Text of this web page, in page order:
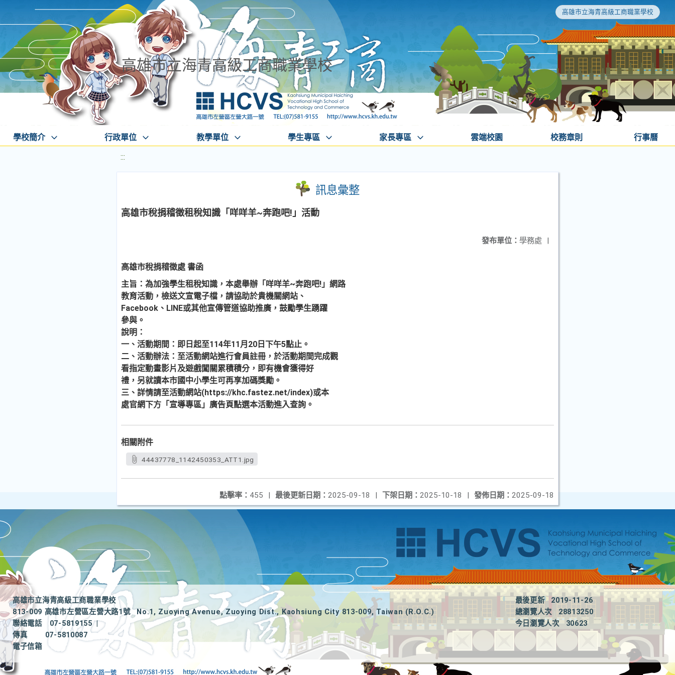
高雄市立海青高級工商職業學校
高雄市立海青高級工商職業學校
學校簡介 行政單位 教學單位 學生專區 家長專區 雲端校園 校務章則 行事曆
:::
訊息彙整
高雄市稅捐稽徵租稅知識「咩咩羊~奔跑吧!」活動
發布單位： 學務處 |
高雄市稅捐稽徵處 書函
主旨：為加強學生租稅知識，本處舉辦「咩咩羊~奔跑吧!」網路
教育活動，檢送文宣電子檔，請協助於貴機關網站、
Facebook、LINE或其他宣傳管道協助推廣，鼓勵學生踴躍
參與。
說明：
一、活動期間：即日起至114年11月20日下午5點止。
二、活動辦法：至活動網站進行會員註冊，於活動期間完成觀
看指定動畫影片及遊戲闖關累積積分，即有機會獲得好
禮，另就讀本市國中小學生可再享加碼獎勵。
三、詳情請至活動網站(https://khc.fastez.net/index)或本
處官網下方「宣導專區」廣告頁點選本活動進入查詢。
相關附件
44437778_1142450353_ATT1.jpg
發佈日期： 2025-09-18
下架日期： 2025-10-18 |
最後更新日期： 2025-09-18 |
點擊率： 455 |
高雄市立海青高級工商職業學校
813-009 高雄市左營區左營大路1號
No.1, Zuoying Avenue, Zuoying Dist., Kaohsiung City 813-009, Taiwan (R.O.C.)
聯絡電話
07-5819155
|
傳真
07-5810087
電子信箱
最後更新
2019-11-26
總瀏覽人次
28813250
今日瀏覽人次
30623